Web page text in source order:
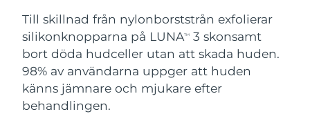
Till skillnad från nylonborststrån exfolierar
silikonknopparna på LUNATM
3 skonsamt
bort döda hudceller utan att skada huden.
98% av användarna uppger att huden
känns jämnare och mjukare efter
behandlingen.